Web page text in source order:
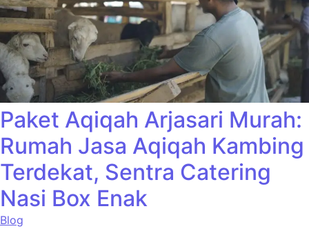
Paket Aqiqah Arjasari Murah:
Rumah Jasa Aqiqah Kambing
Terdekat, Sentra Catering
Nasi Box Enak
Blog